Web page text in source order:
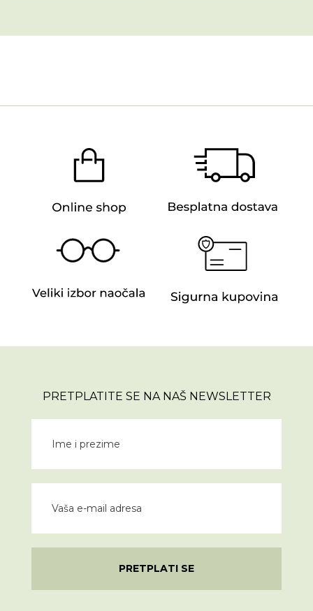
PRETPLATITE SE NA NAŠ NEWSLETTER
PRETPLATI SE